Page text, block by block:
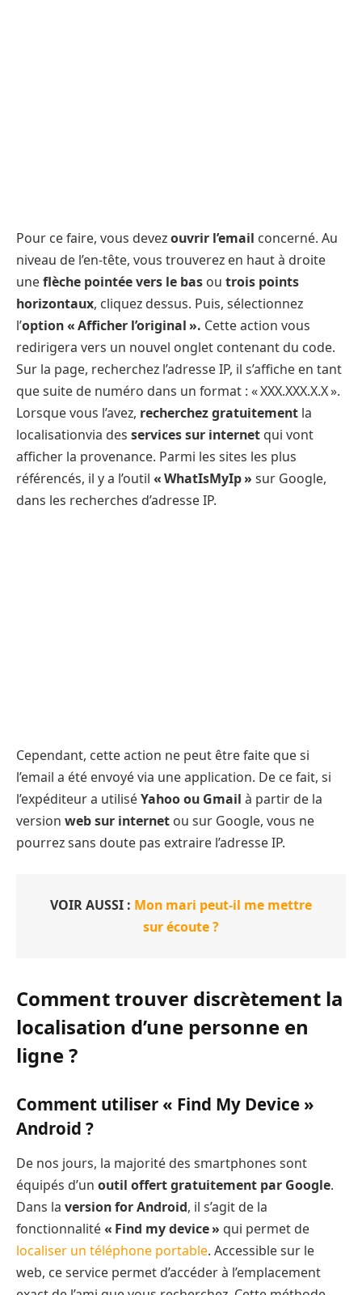
Pour ce faire, vous devezouvrir l’email concerné. Au
niveau de l’en-tête, vous trouverez en haut à droite
uneflèche pointée vers le bas ou trois points
horizontaux, cliquez dessus. Puis, sélectionnez
l’option « Afficher l’original ». Cette action vous
redirigera vers un nouvel onglet contenant du code.
Sur la page, recherchez l’adresse IP, il s’affiche en tant
que suite de numéro dans un format : « XXX.XXX.X.X ».
Lorsque vous l’avez, recherchez gratuitement la
localisationvia des services sur internet qui vont
afficher la provenance. Parmi les sites les plus
référencés, il y a l’outil « WhatIsMyIp » sur Google,
dans les recherches d’adresse IP.
Cependant, cette action ne peut être faite que si
l’email a été envoyé via une application. De ce fait, si
l’expéditeur a utiliséYahoo ou Gmail à partir de la
version web sur internet ou sur Google, vous ne
pourrez sans doute pas extraire l’adresse IP.
VOIR AUSSI : Mon mari peut-il me mettre
sur écoute ?
Comment trouver discrètement la
localisation d’une personne en
ligne ?
Comment utiliser « Find My Device »
Android ?
De nos jours, la majorité des smartphones sont
équipés d’un outil offert gratuitement par Google.
Dans la version for Android, il s’agit de la
fonctionnalité« Find my device » qui permet de
localiser un téléphone portable. Accessible sur le
web, ce service permet d’accéder à l’emplacement